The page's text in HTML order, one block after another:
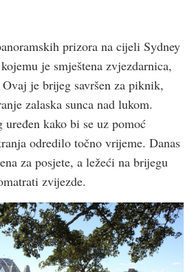
prizora na cijeli Sydney
je smještena zvjezdarnica,
je brijeg savršen za piknik,
zalaska sunca nad lukom.
kako bi se uz pomoć
odredilo točno vrijeme. Danas
za posjete, a ležeći na brijegu
zvijezde.